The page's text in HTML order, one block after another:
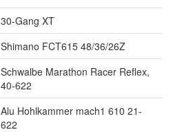
30-Gang XT
Shimano FCT615 48/36/26Z
Schwalbe Marathon Racer Reflex,
40-622
Alu Hohlkammer mach1 610 21-
622